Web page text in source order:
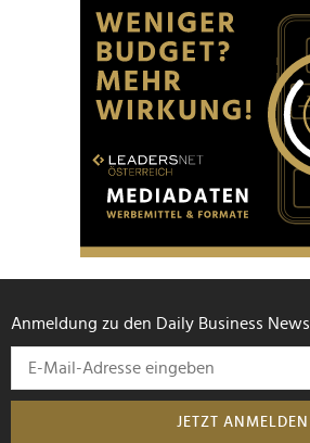
Anmeldung zu den Daily Business News
JETZT ANMELDEN